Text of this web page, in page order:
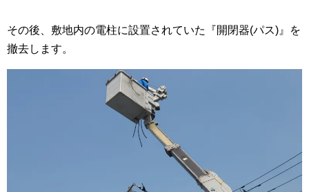
その後、敷地内の電柱に設置されていた『開閉器(パス)』を
撤去します。